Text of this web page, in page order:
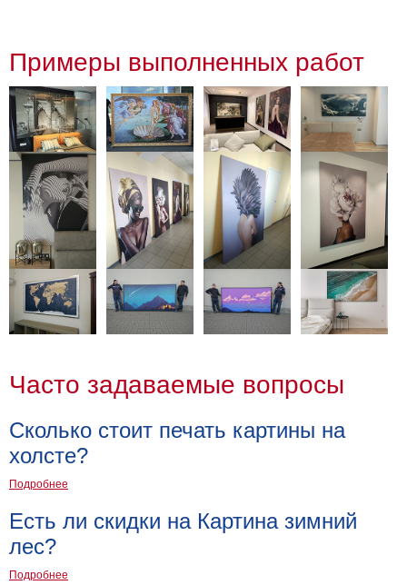
Примеры выполненных работ
Часто задаваемые вопросы
Сколько стоит печать картины на
холсте?
Подробнее
Есть ли скидки на Картина зимний
лес?
Подробнее